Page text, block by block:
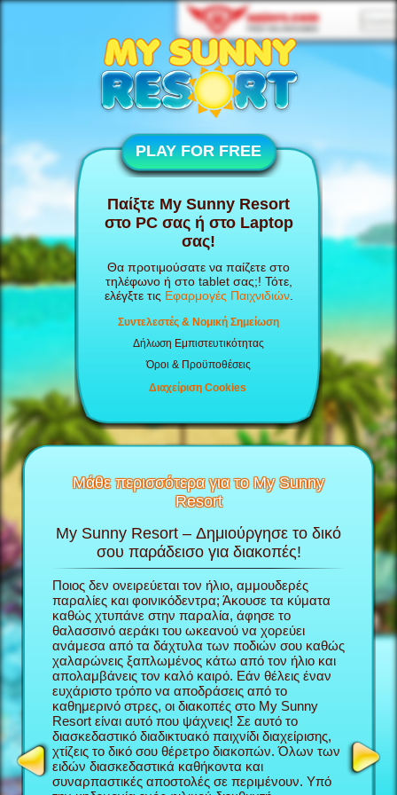
PLAY FOR FREE
Παίξτε My Sunny Resort
στο PC σας ή στο Laptop
σας!
Θα προτιμούσατε να παίζετε στο
τηλέφωνο ή στο tablet σας;! Τότε,
ελέγξτε τις Εφαρμογές Παιχνιδιών.
Συντελεστές & Νομική Σημείωση
Δήλωση Εμπιστευτικότητας
Όροι & Προϋποθέσεις
Διαχείριση Cookies
Μάθε περισσότερα για το My Sunny
Resort
My
θα
My Sunny Resort – Δημιούργησε το δικό
σου παράδεισο για διακοπές!
Ποιος δεν ονειρεύεται τον ήλιο, αμμουδερές
παραλίες και φοινικόδεντρα; Άκουσε τα κύματα
καθώς χτυπάνε στην παραλία, άφησε το
θαλασσινό αεράκι του ωκεανού να χορεύει
ανάμεσα από τα δάχτυλα των ποδιών σου καθώς
χαλαρώνεις ξαπλωμένος κάτω από τον ήλιο και
απολαμβάνεις τον καλό καιρό. Εάν θέλεις έναν
ευχάριστο τρόπο να αποδράσεις από το
καθημερινό στρες, οι διακοπές στο My Sunny
Resort είναι αυτό που ψάχνεις! Σε αυτό το
διασκεδαστικό διαδικτυακό παιχνίδι διαχείρισης,
χτίζεις το δικό σου θέρετρο διακοπών. Όλων των
ειδών διασκεδαστικά καθήκοντα και
συναρπαστικές αποστολές σε περιμένουν. Υπό
Στο
My